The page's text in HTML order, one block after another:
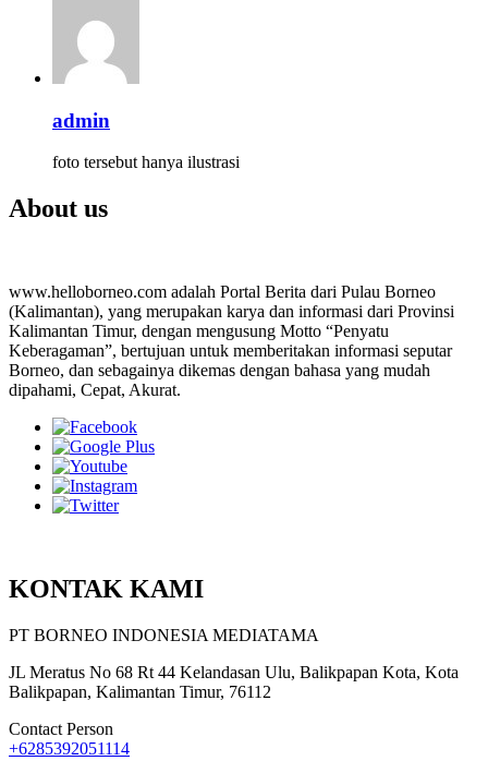
admin
foto tersebut hanya ilustrasi
About us
www.helloborneo.com adalah Portal Berita dari Pulau Borneo
(Kalimantan), yang merupakan karya dan informasi dari Provinsi
Kalimantan Timur, dengan mengusung Motto “Penyatu
Keberagaman”, bertujuan untuk memberitakan informasi seputar
Borneo, dan sebagainya dikemas dengan bahasa yang mudah
dipahami, Cepat, Akurat.
KONTAK KAMI
PT BORNEO INDONESIA MEDIATAMA
JL Meratus No 68 Rt 44 Kelandasan Ulu, Balikpapan Kota, Kota
Balikpapan, Kalimantan Timur, 76112
Contact Person
+6285392051114